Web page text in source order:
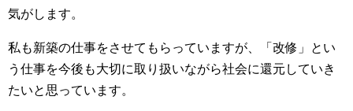
気がします。
私も新築の仕事をさせてもらっていますが、「改修」とい
う仕事を今後も大切に取り扱いながら社会に還元していき
たいと思っています。